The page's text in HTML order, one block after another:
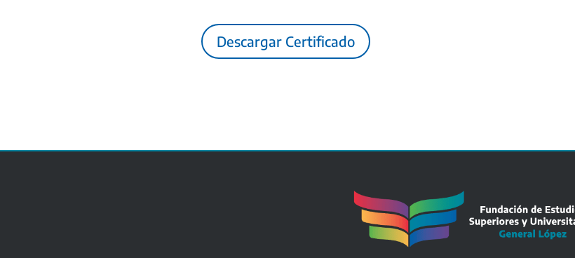
Descargar Certificado